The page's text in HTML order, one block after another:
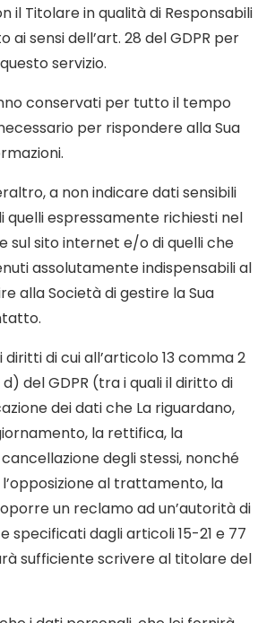
il Titolare in qualità di Responsabili
sensi dell’art. 28 del GDPR per
servizio.
conservati per tutto il tempo
per rispondere alla Sua
a non indicare dati sensibili
quelli espressamente richiesti nel
sul sito internet e/o di quelli che
assolutamente indispensabili al
alla Società di gestire la Sua
di cui all’articolo 13 comma 2
del GDPR (tra i quali il diritto di
dei dati che La riguardano,
la rettifica, la
degli stessi, nonché
al trattamento, la
un reclamo ad un’autorità di
specificati dagli articoli 15-21 e 77
sufficiente scrivere al titolare del